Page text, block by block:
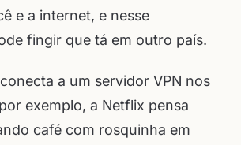
e a internet, e nesse
fingir que tá em outro país.
a um servidor VPN nos
exemplo, a Netflix pensa
café com rosquinha em